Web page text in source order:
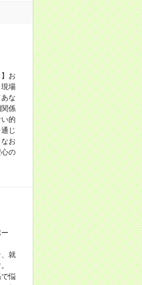
お
場
な
係
的
じ
お
の
就
悩